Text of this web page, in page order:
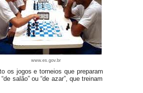
www.es.gov.br
os jogos e torneios que preparam
salão” ou “de azar”, que treinam